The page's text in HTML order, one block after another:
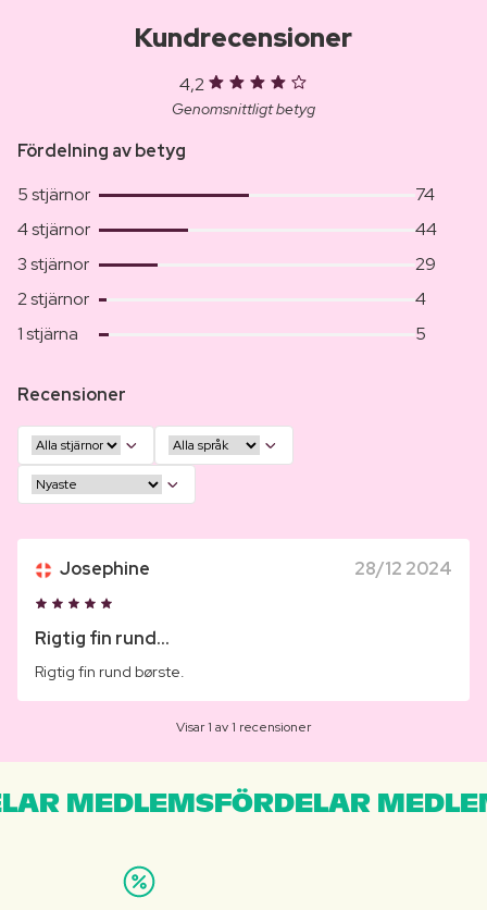
Kundrecensioner
4,2
Genomsnittligt betyg
Fördelning av betyg
5 stjärnor
74
4 stjärnor
44
3 stjärnor
29
2 stjärnor
4
1 stjärna
5
Recensioner
Josephine 28/12 2024
Rigtig fin rund...
Rigtig fin rund børste.
Visar 1 av 1 recensioner
MEDLEMSFÖRDELAR